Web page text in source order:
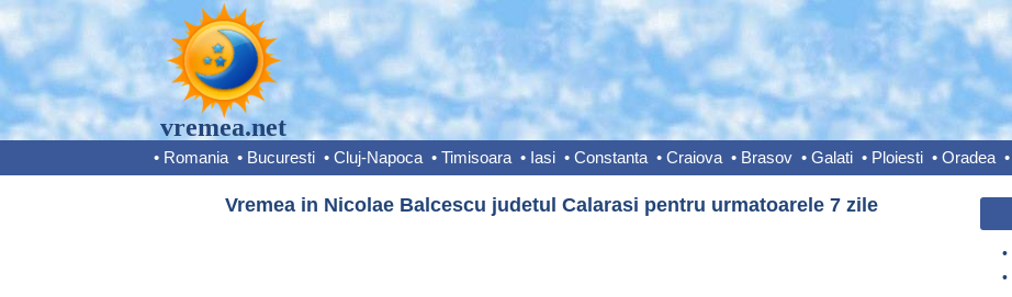
vremea.net
• Romania • Bucuresti • Cluj-Napoca • Timisoara • Iasi • Constanta • Craiova • Brasov • Galati • Ploiesti • Oradea •
Vremea in Nicolae Balcescu judetul Calarasi pentru urmatoarele 7 zile
•
•